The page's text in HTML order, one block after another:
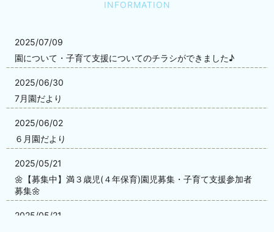
INFORMATION
2025/07/09
園について・子育て支援についてのチラシができました♪
2025/06/30
7月園だより
2025/06/02
６月園だより
2025/05/21
🌼【募集中】満３歳児(４年保育)園児募集・子育て支援参加者
募集🌼
2025/05/21